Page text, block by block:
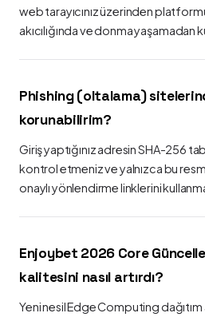
web tarayıcınız üzerinden
akıcılığında ve donma yaşamadan
Phishing (oltalama)
korunabilirim?
Giriş yaptığınız adresin SHA-256
kontrol etmeniz ve yalnızca bu
onaylı yönlendirme linklerini
Enjoybet 2026 Core
kalitesini nasıl artırdı?
Yeni nesil Edge Computing dağıtım